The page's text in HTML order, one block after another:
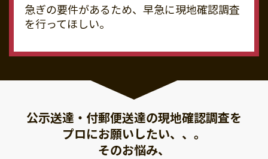
急ぎの要件があるため、早急に現地確認調査
を行ってほしい。
公示送達・付郵便送達の現地確認調査を
プロにお願いしたい、、。
そのお悩み、